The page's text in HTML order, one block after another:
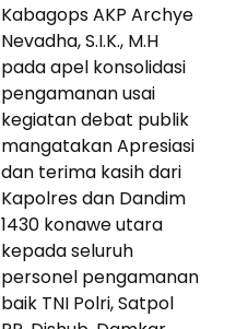
Kabagops AKP Archye
Nevadha, S.I.K., M.H
pada apel konsolidasi
pengamanan usai
kegiatan debat publik
mangatakan Apresiasi
dan terima kasih dari
Kapolres dan Dandim
1430 konawe utara
kepada seluruh
personel pengamanan
baik TNI Polri, Satpol